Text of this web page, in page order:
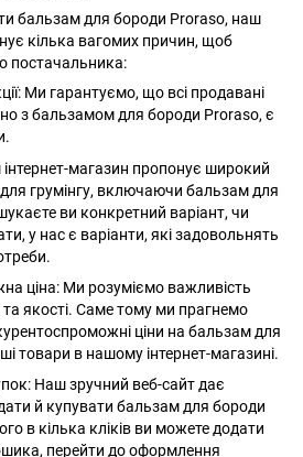
бальзам для бороди Proraso, наш
кілька вагомих причин, щоб
постачальника:
Ми гарантуємо, що всі продавані
з бальзамом для бороди Proraso, є
магазин пропонує широкий
грумінгу, включаючи бальзам для
ви конкретний варіант, чи
у нас є варіанти, які задовольнять
ціна: Ми розуміємо важливість
та якості. Саме тому ми прагнемо
ціни на бальзам для
товари в нашому інтернет-магазині.
Наш зручний веб-сайт дає
й купувати бальзам для бороди
в кілька кліків ви можете додати
перейти до оформлення